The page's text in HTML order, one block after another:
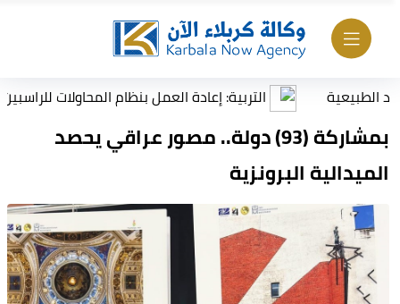
التربية: إعادة العمل بنظام المحاولات للراسبين
بمشاركة (93) دولة.. مصور عراقي يحصد
الميدالية البرونزية